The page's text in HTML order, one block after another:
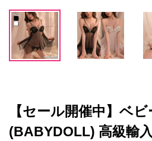
【セール開催中】ベ
(BABYDOLL) 高級輸